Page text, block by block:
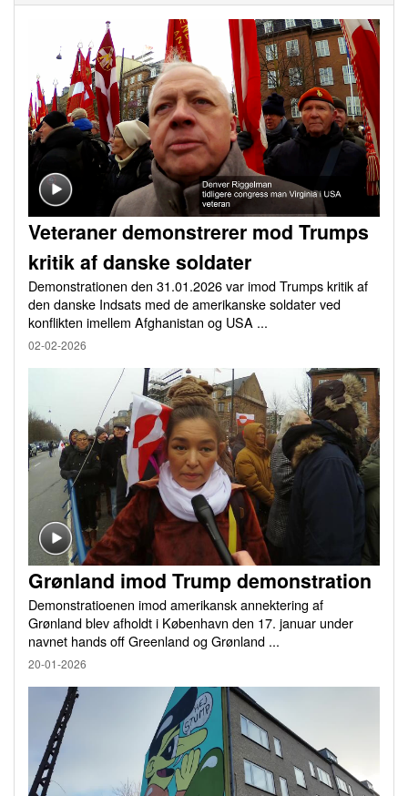
Veteraner demonstrerer mod Trumps
kritik af danske soldater
Demonstrationen den 31.01.2026 var imod Trumps kritik af
den danske Indsats med de amerikanske soldater ved
konflikten imellem Afghanistan og USA ...
02-02-2026
Grønland imod Trump demonstration
Demonstratioenen imod amerikansk annektering af
Grønland blev afholdt i København den 17. januar under
navnet hands off Greenland og Grønland ...
20-01-2026